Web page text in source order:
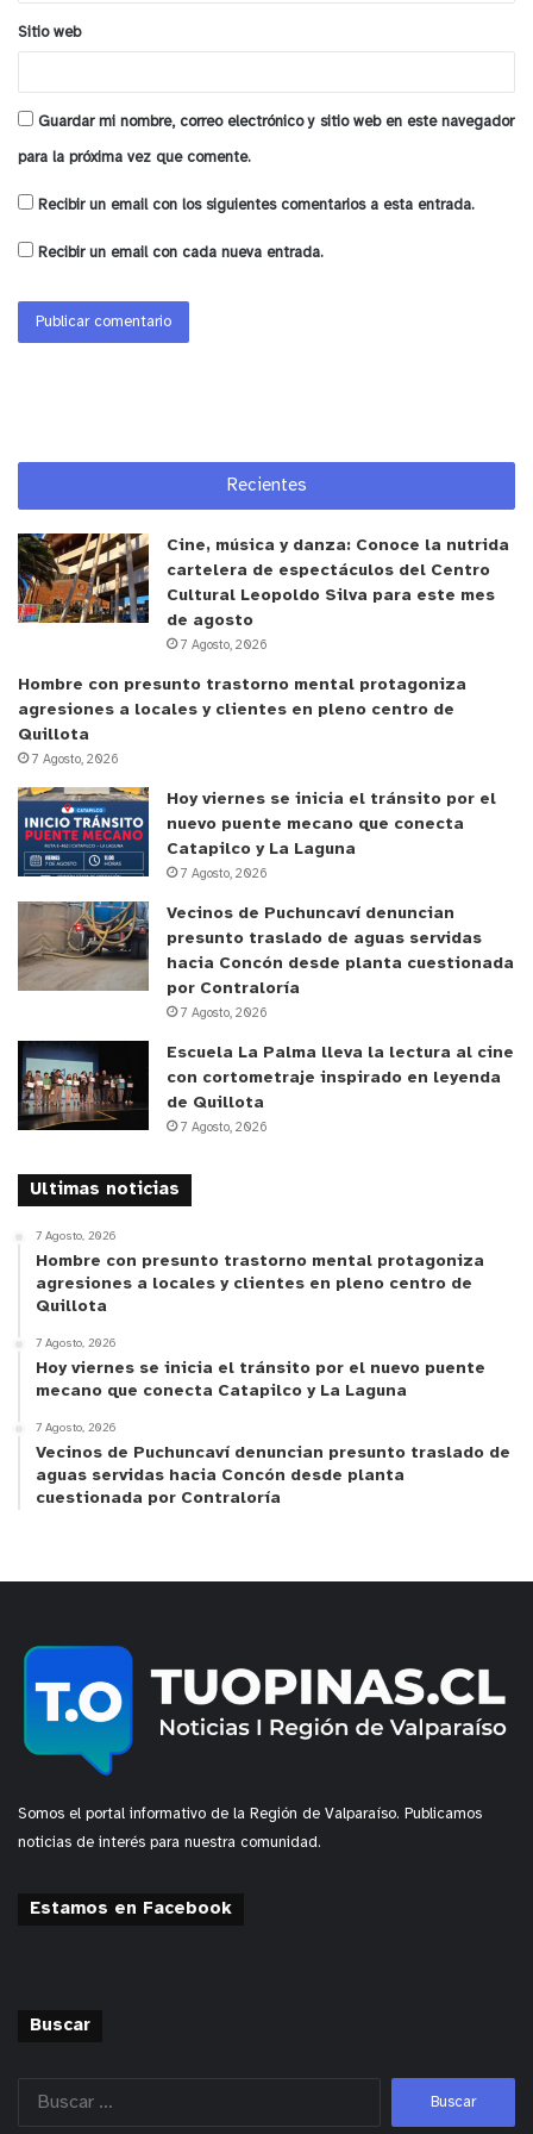
Sitio web
Guardar mi nombre, correo electrónico y sitio web en este navegador
para la próxima vez que comente.
Recibir un email con los siguientes comentarios a esta entrada.
Recibir un email con cada nueva entrada.
Recientes
Cine, música y danza: Conoce la nutrida
cartelera de espectáculos del Centro
Cultural Leopoldo Silva para este mes
de agosto
7 Agosto, 2026
Hombre con presunto trastorno mental protagoniza
agresiones a locales y clientes en pleno centro de
Quillota
7 Agosto, 2026
Hoy viernes se inicia el tránsito por el
nuevo puente mecano que conecta
Catapilco y La Laguna
7 Agosto, 2026
Vecinos de Puchuncaví denuncian
presunto traslado de aguas servidas
hacia Concón desde planta cuestionada
por Contraloría
7 Agosto, 2026
Escuela La Palma lleva la lectura al cine
con cortometraje inspirado en leyenda
de Quillota
7 Agosto, 2026
Ultimas noticias
7 Agosto, 2026
Hombre con presunto trastorno mental protagoniza
agresiones a locales y clientes en pleno centro de
Quillota
7 Agosto, 2026
Hoy viernes se inicia el tránsito por el nuevo puente
mecano que conecta Catapilco y La Laguna
7 Agosto, 2026
Vecinos de Puchuncaví denuncian presunto traslado de
aguas servidas hacia Concón desde planta
cuestionada por Contraloría
Somos el portal informativo de la Región de Valparaíso. Publicamos
noticias de interés para nuestra comunidad.
Estamos en Facebook
Buscar